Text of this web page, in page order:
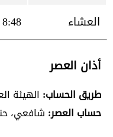
العشاء
8:48 PM
أذان العصر
طريق الحساب: الهيئة
حساب العصر: شافعي،